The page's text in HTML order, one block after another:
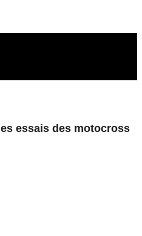
essais des motocross